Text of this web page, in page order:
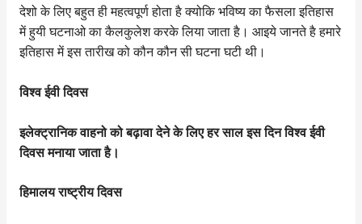
देशो के लिए बहुत ही महत्वपूर्ण होता है क्योकि भविष्य का फैसला इतिहास
में हुयी घटनाओ का कैलकुलेश करके लिया जाता है। आइये जानते है हमारे
इतिहास में इस तारीख को कौन कौन सी घटना घटी थी।
विश्व ईवी दिवस
इलेक्ट्रानिक वाहनो को बढ़ावा देने के लिए हर साल इस दिन विश्व ईवी
दिवस मनाया जाता है।
हिमालय राष्ट्रीय दिवस